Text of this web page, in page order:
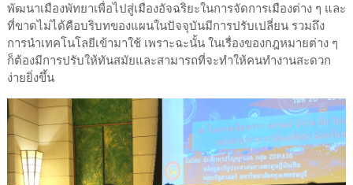
พัฒนาเมืองพัทยาเพื่อไปสู่เมืองอัจฉริยะในการจัดการเมืองต่าง ๆ และ
ที่ขาดไม่ได้คือบริบทของแผนในปัจจุบันมีการปรับเปลี่ยน รวมถึง
การนำเทคโนโลยีเข้ามาใช้ เพราะฉะนั้น ในเรื่องของกฎหมายต่าง ๆ
ก็ต้องมีการปรับให้ทันสมัยและสามารถที่จะทำให้คนทำงานสะดวก
ง่ายยิ่งขึ้น